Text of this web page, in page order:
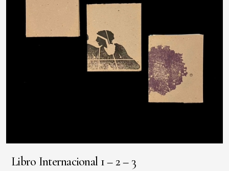
Libro Internacional 1 – 2 – 3